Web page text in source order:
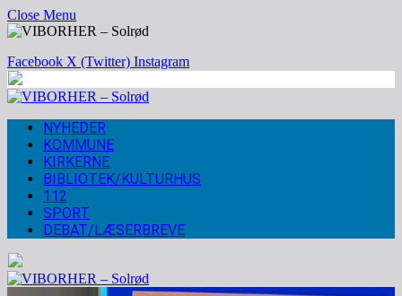
Close Menu
Facebook X (Twitter) Instagram
NYHEDER
KOMMUNE
KIRKERNE
BIBLIOTEK/KULTURHUS
112
SPORT
DEBAT/LÆSERBREVE